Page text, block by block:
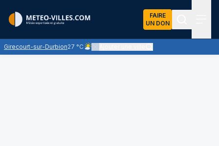
FAIRE
UN DON
Girecourt-sur-Durbion27 °C
Ciel peu nuageux - le soleil domine largement